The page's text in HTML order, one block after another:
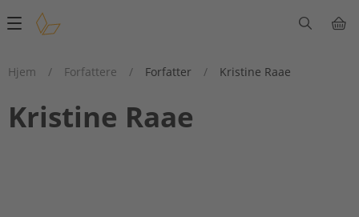
Main
Hjem
/ Forfattere / Forfatter / Kristine Raae
Kristine Raae